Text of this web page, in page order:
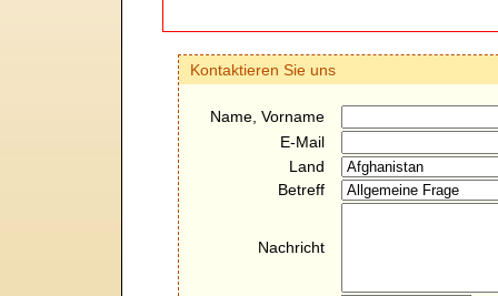
Kontaktieren Sie uns
Name, Vorname
E-Mail
Land
Betreff
Nachricht